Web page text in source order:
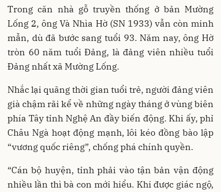
Trong căn nhà gỗ truyền thống ở bản Mường
Lống 2, ông Và Nhìa Hờ (SN 1933) vẫn còn minh
mẫn, dù đã bước sang tuổi 93. Năm nay, ông Hờ
tròn 60 năm tuổi Đảng, là đảng viên nhiều tuổi
Đảng nhất xã Mường Lống.
Nhắc lại quãng thời gian tuổi trẻ, người đảng viên
già chậm rãi kể về những ngày tháng ở vùng biên
phía Tây tỉnh Nghệ An đầy biến động. Khi ấy, phỉ
Châu Ngà hoạt động mạnh, lôi kéo đồng bào lập
“vương quốc riêng”, chống phá chính quyền.
“Cán bộ huyện, tỉnh phải vào tận bản vận động
nhiều lần thì bà con mới hiểu. Khi được giác ngộ,